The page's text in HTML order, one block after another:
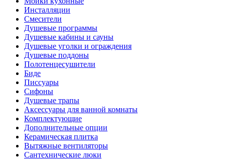
Инсталляции
Смесители
Душевые программы
Душевые кабины и сауны
Душевые уголки и ограждения
Душевые поддоны
Полотенцесушители
Биде
Писсуары
Сифоны
Душевые трапы
Аксессуары для ванной комнаты
Комплектующие
Дополнительные опции
Керамическая плитка
Вытяжные вентиляторы
Сантехнические люки